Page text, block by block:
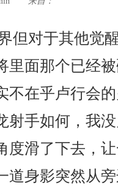
但对于其他觉
里面那个已经
不在乎卢行会
射手如何，我
度滑了下去，
道身影突然从